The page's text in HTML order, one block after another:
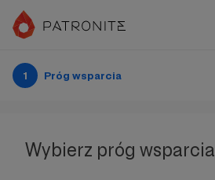
1 Próg wsparcia
Wybierz próg wsparcia